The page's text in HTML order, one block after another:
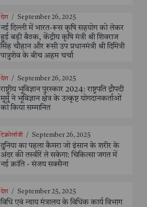
देश / September 26, 2025
नई दिल्ली में भारत-रूस कृषि सहयोग को लेकर
हुई बड़ी बैठक, केंद्रीय कृषि मंत्री श्री शिवराज
सिंह चौहान और रूसी उप प्रधानमंत्री श्री दिमित्री
पात्रुशेव के बीच अहम चर्चा
देश / September 26, 2025
राष्ट्रीय भूविज्ञान पुरस्कार 2024: राष्ट्रपति द्रौपदी
मुर्मु ने भूविज्ञान क्षेत्र के उत्कृष्ट योगदानकर्ताओं
को किया सम्मानित
टेक्नोलॉजी / September 26, 2025
दुनिया का पहला कैमरा जो इंसान के शरीर के
अंदर की तस्वीरें ले सकेगा: चिकित्सा जगत में
नई क्रांति - संजय सक्सैना
देश / September 25, 2025
विधि एवं न्याय मंत्रालय के विधिक कार्य विभाग